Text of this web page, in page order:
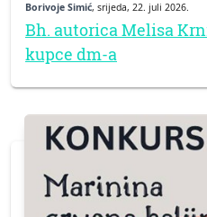
Borivoje Simić, srijeda, 22. juli 2026.
Bh. autorica Melisa
kupce dm-a